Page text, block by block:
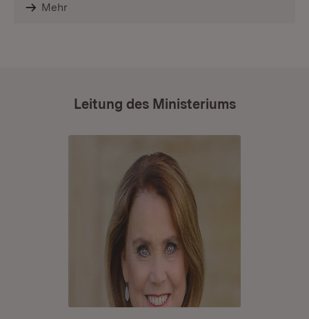
Mehr
Leitung des Ministeriums